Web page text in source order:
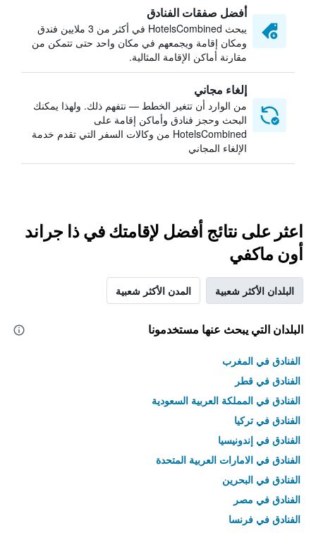
أفضل صفقات الفنادق
يبحث HotelsCombined في أكثر من 3 ملايين فندق
ومكان إقامة ويجمعهم في مكان واحد حتى تتمكن من
مقارنة أماكن الإقامة المثالية.
إلغاء مجاني
من الوارد أن تتغير الخطط — نتفهم ذلك. ولهذا يمكنك
البحث وحجز فنادق وأماكن إقامة على
HotelsCombined من وكالات السفر التي تقدم خدمة
الإلغاء المجاني
اعثر على نتائج أفضل لإقامتك في ذا جراند
أون ماكفي
البلدان الأكثر شعبية المدن الأكثر شعبية
البلدان التي يبحث عنها مستخدمونا
الفنادق في المغرب
الفنادق في قطر
الفنادق في المملكة العربية السعودية
الفنادق في تركيا
الفنادق في إندونيسيا
الفنادق في الامارات العربية المتحدة
الفنادق في البحرين
الفنادق في مصر
الفنادق في فرنسا